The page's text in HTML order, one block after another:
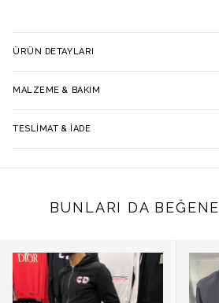
ÜRÜN DETAYLARI
MALZEME & BAKIM
TESLIMAT & İADE
BUNLARI DA